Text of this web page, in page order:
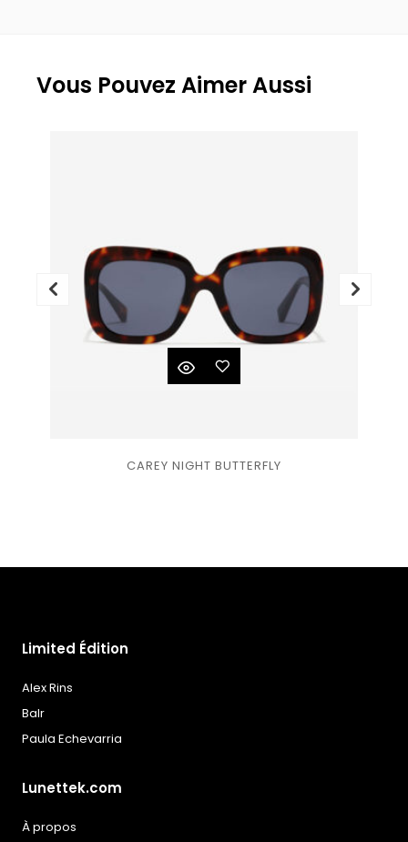
Vous Pouvez Aimer Aussi
CAREY NIGHT BUTTERFLY
à la
Limited Édition
Alex Rins
Balr
Paula Echevarria
Lunettek.com
À propos